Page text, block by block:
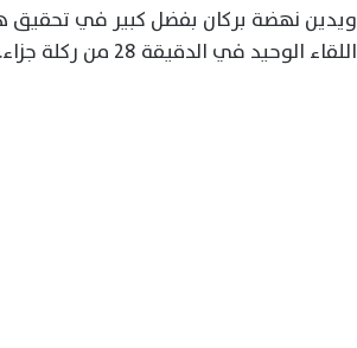
ويدين نهضة بركان بفضل كبير في تحقيق
اللقاء الوحيد في الدقيقة 28 من ركلة جزاء.